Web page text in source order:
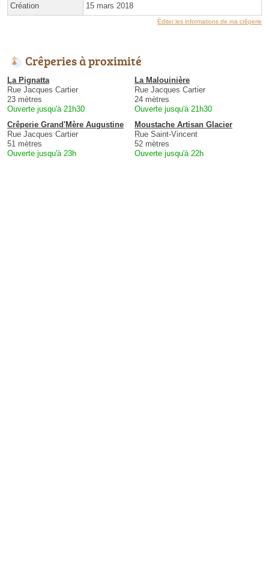
Création 15 mars 2018
Éditer les informations de ma crêperie
Crêperies à proximité
La Pignatta
Rue Jacques Cartier
23 mètres
Ouverte jusqu'à 21h30
La Malouinière
Rue Jacques Cartier
24 mètres
Ouverte jusqu'à 21h30
Crêperie Grand'Mère Augustine
Rue Jacques Cartier
51 mètres
Ouverte jusqu'à 23h
Moustache Artisan Glacier
Rue Saint-Vincent
52 mètres
Ouverte jusqu'à 22h